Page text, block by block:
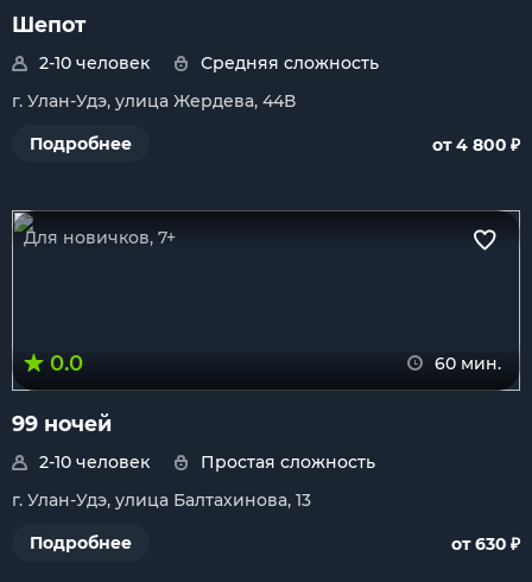
Шепот
2-10 человек
Средняя сложность
г. Улан-Удэ, улица Жердева, 44В
Подробнее
от 4 800 ₽
Для новичков, 7+
0.0 60 мин.
99 ночей
2-10 человек
Простая сложность
г. Улан-Удэ, улица Балтахинова, 13
Подробнее
от 630 ₽